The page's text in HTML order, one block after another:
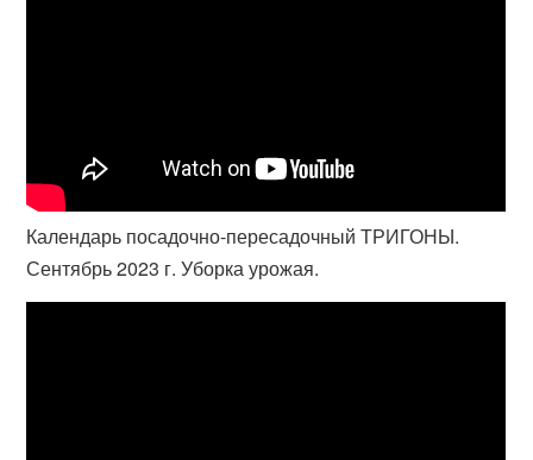
Календарь посадочно-пересадочный ТРИГОНЫ.
Сентябрь 2023 г. Уборка урожая.